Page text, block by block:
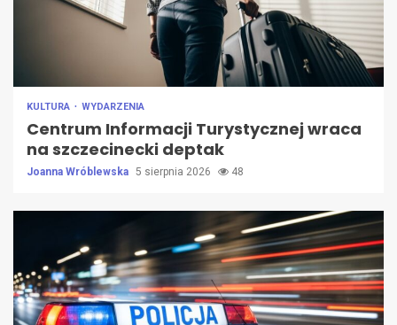
KULTURA WYDARZENIA
Centrum Informacji Turystycznej wraca
na szczecinecki deptak
Joanna Wróblewska 5 sierpnia 2026 48